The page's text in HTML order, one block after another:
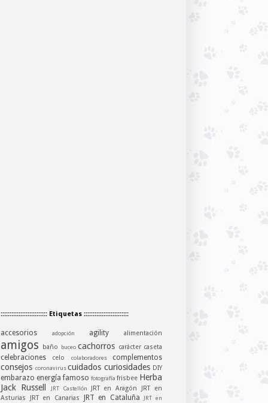
:::::::::::::::::::::::::: Etiquetas :::::::::::::::::::::::::
accesorios adopción agility alimentación
amigos baño buceocachorros carácter caseta
celebraciones celo colaboradores complementos
consejos coronaviruscuidados curiosidades DIY
embarazo energíafamoso fotografía frisbee Herba
Jack Russell
JRT Castellón JRT en Aragón
JRT en
Asturias
JRT en Canarias JRT en Cataluña
JRT en